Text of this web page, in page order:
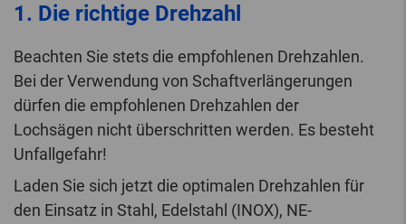
1. Die richtige Drehzahl
Beachten Sie stets die empfohlenen Drehzahlen.
Bei der Verwendung von Schaftverlängerungen
dürfen die empfohlenen Drehzahlen der
Lochsägen nicht überschritten werden. Es besteht
Unfallgefahr!
Laden Sie sich jetzt die optimalen Drehzahlen für
den Einsatz in Stahl, Edelstahl (INOX), NE-